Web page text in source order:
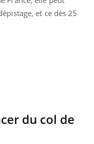
et ce dès 25
du col de